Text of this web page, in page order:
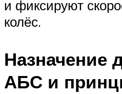
и фиксируют
колёс.
Назначение
АБС и